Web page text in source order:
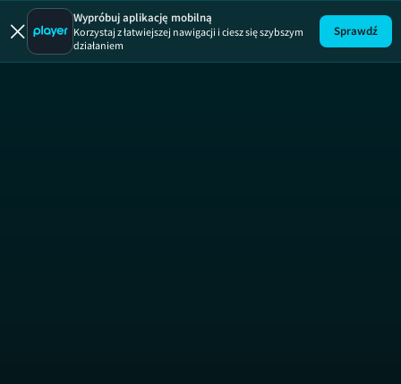
Łapu Capu
Wypróbuj aplikację mobilną
Korzystaj z łatwiejszej nawigacji i ciesz się szybszym
działaniem
Sprawdź